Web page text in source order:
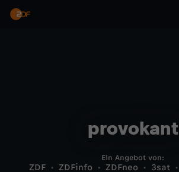
provokant
Ein Angebot von:
ZDF ZDFinfo ZDFneo 3sat